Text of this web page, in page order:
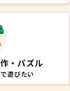
・パズル
で遊びたい